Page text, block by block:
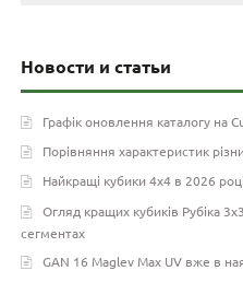
Новости и статьи
Графік оновлення каталогу на
Порівняння характеристик
Найкращі кубики 4х4 в 2026 році
Огляд кращих кубиків Рубіка
сегментах
GAN 16 Maglev Max UV вже в